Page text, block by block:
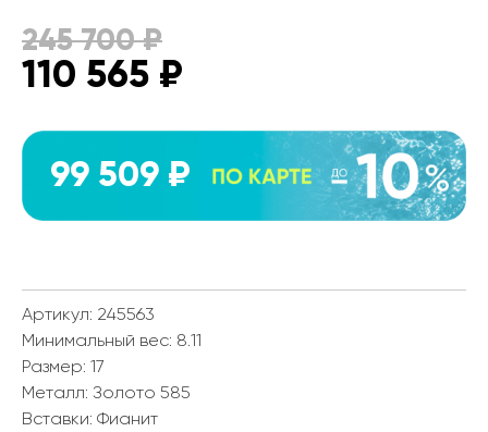
245 700₽
110 565 ₽
99 509 ₽
Артикул: 245563
Минимальный вес: 8.11
Размер: 17
Металл: Золото 585
Вставки: Фианит